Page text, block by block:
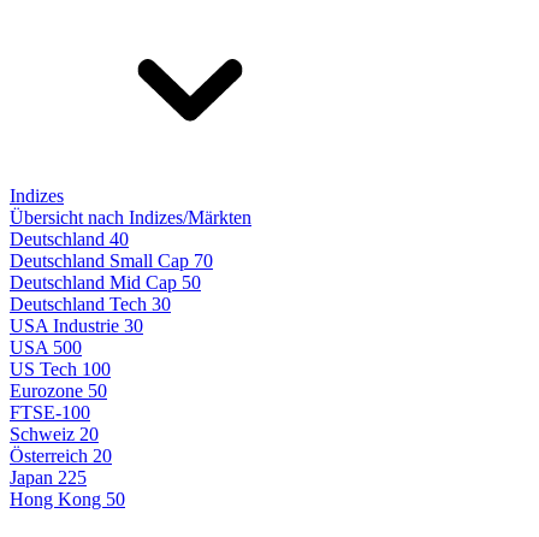
Indizes
Übersicht nach Indizes/Märkten
Deutschland 40
Deutschland Small Cap 70
Deutschland Mid Cap 50
Deutschland Tech 30
USA Industrie 30
USA 500
US Tech 100
Eurozone 50
FTSE-100
Schweiz 20
Österreich 20
Japan 225
Hong Kong 50